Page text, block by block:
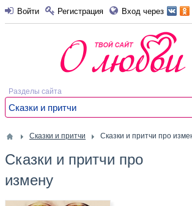
Войти Регистрация Вход через
Разделы сайта
Сказки и притчи
Сказки и притчи Сказки и притчи про
Сказки и притчи про
измену